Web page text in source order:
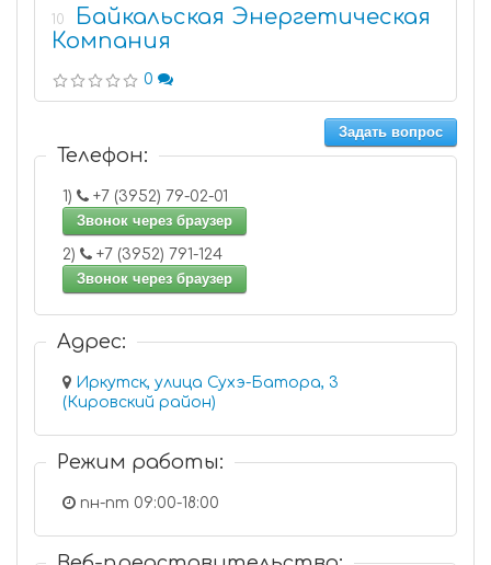
10
Байкальская Энергетическая
Компания
0
Задать вопрос
Телефон:
1)
+7 (3952) 79-02-01
Звонок через браузер
2)
+7 (3952) 791-124
Звонок через браузер
Адрес:
Иркутск, улица Сухэ-Батора, 3
(Кировский район)
Режим работы:
пн-пт 09:00-18:00